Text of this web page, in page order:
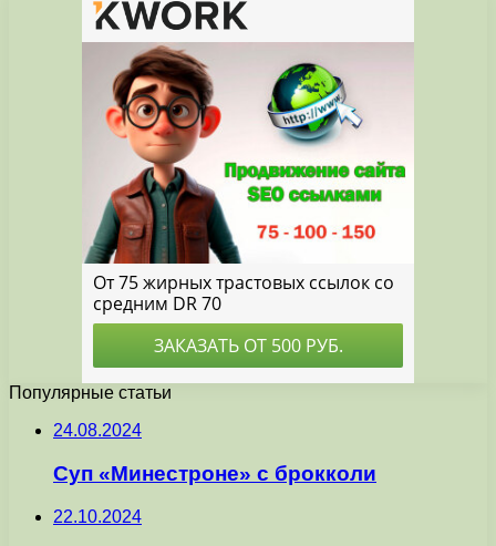
Популярные статьи
24.08.2024
Суп «Минестроне» с брокколи
22.10.2024